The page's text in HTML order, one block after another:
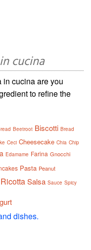
cucina
in cucina are you
to refine the
Beetroot Biscotti Bread
Ceci Cheesecake Chia Chip
Edamame Farina Gnocchi
Pasta Peanut
RicottaSalsa Sauce Spicy
dishes.